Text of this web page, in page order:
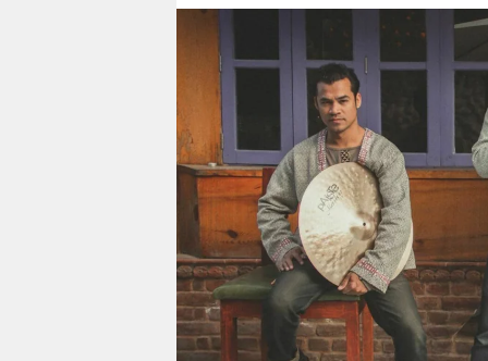
verlag
verlag
veranstaltungen
shop
fragen & hilfe
unterstützen
abo
genossenschaft